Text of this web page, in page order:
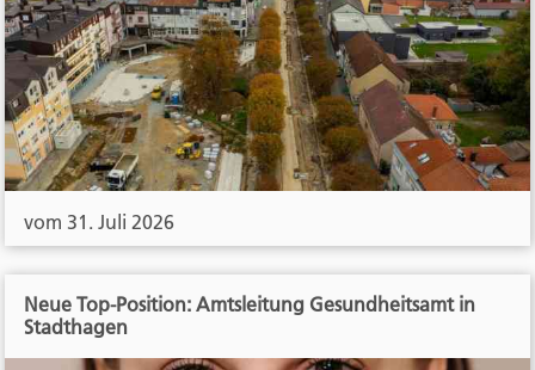
vom 31. Juli 2026
Neue Top-Position: Amtsleitung Gesundheitsamt in
Stadthagen